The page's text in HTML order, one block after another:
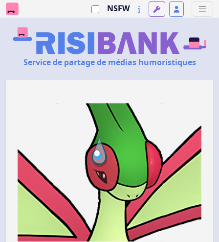
NSFW
Service de partage de médias humoristiques